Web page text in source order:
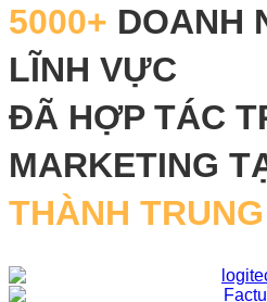
5000+ DOANH
LĨNH VỰC
ĐÃ HỢP TÁC
MARKETING
THÀNH TRUNG